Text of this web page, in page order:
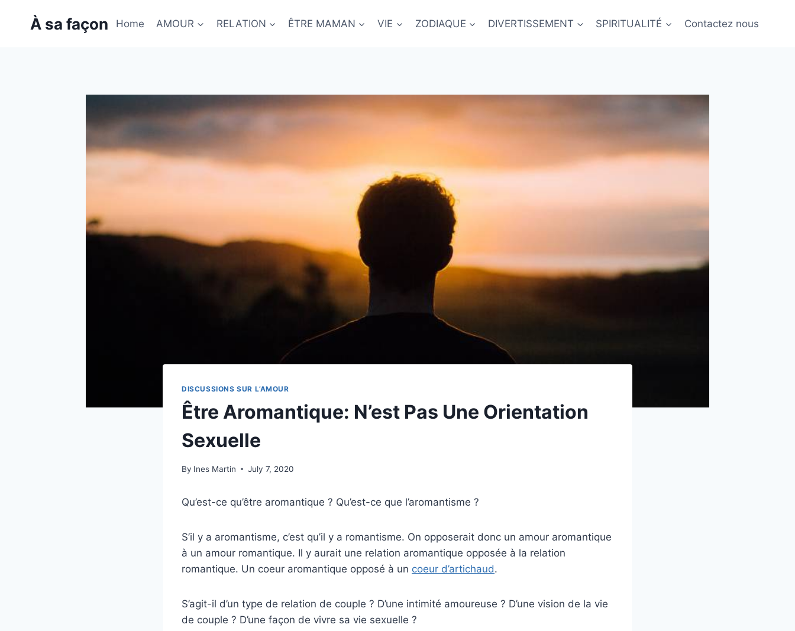
À sa façon Home AMOUR RELATION ÊTRE MAMAN VIE ZODIAQUE DIVERTISSEMENT SPIRITUALITÉ Contactez nous
DISCUSSIONS SUR L’AMOUR
Être Aromantique: N’est Pas Une Orientation
Sexuelle
By Ines Martin July 7, 2020
Qu’est-ce qu’être aromantique ? Qu’est-ce que l’aromantisme ?
S’il y a aromantisme, c’est qu’il y a romantisme. On opposerait donc un amour aromantique
à un amour romantique. Il y aurait une relation aromantique opposée à la relation
romantique. Un coeur aromantique opposé à un coeur d’artichaud.
S’agit-il d’un type de relation de couple ? D’une intimité amoureuse ? D’une vision de la vie
de couple ? D’une façon de vivre sa vie sexuelle ?